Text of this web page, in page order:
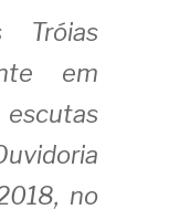
Tróias
em
no